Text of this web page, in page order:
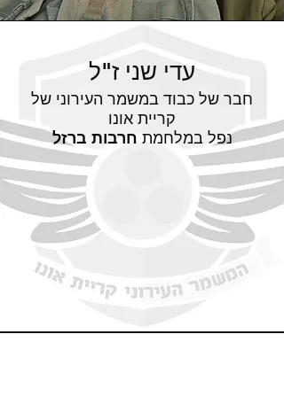
עדי שני ז"ל
חבר של כבוד במשמר העירוני של
קריית אונו
נפל במלחמת חרבות ברזל